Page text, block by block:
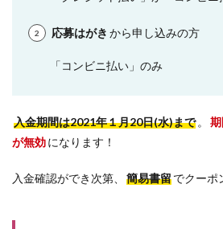
応募はがき から申し込みの方
「コンビニ払い」のみ
入金期間は2021年１月20日(水)まで 。
が無効になります！
入金確認ができ次第、 簡易書留でクーポ